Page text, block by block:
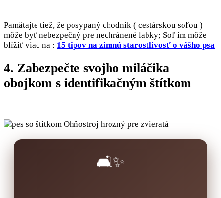
Pamätajte tiež, že posypaný chodník ( cestárskou soľou )
môže byť nebezpečný pre nechránené labky; Soľ im môže
blížiť viac na : 15 tipov na zimnú starostlivosť o vášho psa
4. Zabezpečte svojho miláčika
obojkom s identifikačným štítkom
🛋️✨